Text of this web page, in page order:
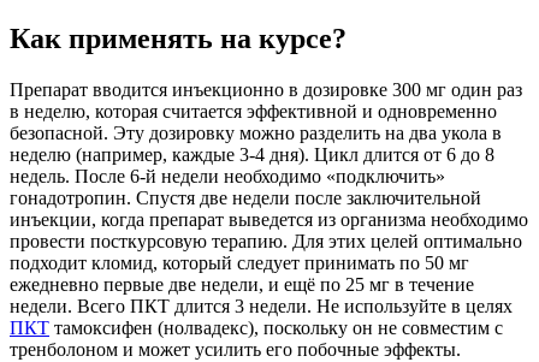
Как применять на курсе?
Препарат вводится инъекционно в дозировке 300 мг один раз
в неделю, которая считается эффективной и одновременно
безопасной. Эту дозировку можно разделить на два укола в
неделю (например, каждые 3-4 дня). Цикл длится от 6 до 8
недель. После 6-й недели необходимо «подключить»
гонадотропин. Спустя две недели после заключительной
инъекции, когда препарат выведется из организма необходимо
провести посткурсовую терапию. Для этих целей оптимально
подходит кломид, который следует принимать по 50 мг
ежедневно первые две недели, и ещё по 25 мг в течение
недели. Всего ПКТ длится 3 недели. Не используйте в целях
ПКТ тамоксифен (нолвадекс), поскольку он не совместим с
тренболоном и может усилить его побочные эффекты.